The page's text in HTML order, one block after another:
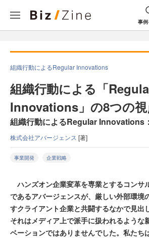
事
組織行動によるRegular Innovations
組織行動による「
Innovations」の8つの
組織行動によるRegular Innovations
株式会社アバージェンス [著]
事業開発 企業戦略
ハンズオン企業変革を専業とするコンサ
であるアバージェンスが、厳しい外部環境
すクライアント企業と共闘するなかで見出
それはメディア上で派手に扱われるような
ベーションではありませんでした。私たち